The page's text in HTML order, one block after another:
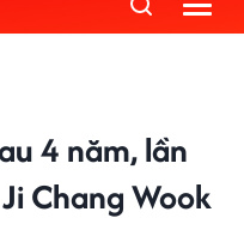
4 năm, lần
Chang Wook